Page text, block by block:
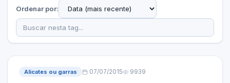
Ordenar por:
Alicates ou garras 07/07/2015 9939